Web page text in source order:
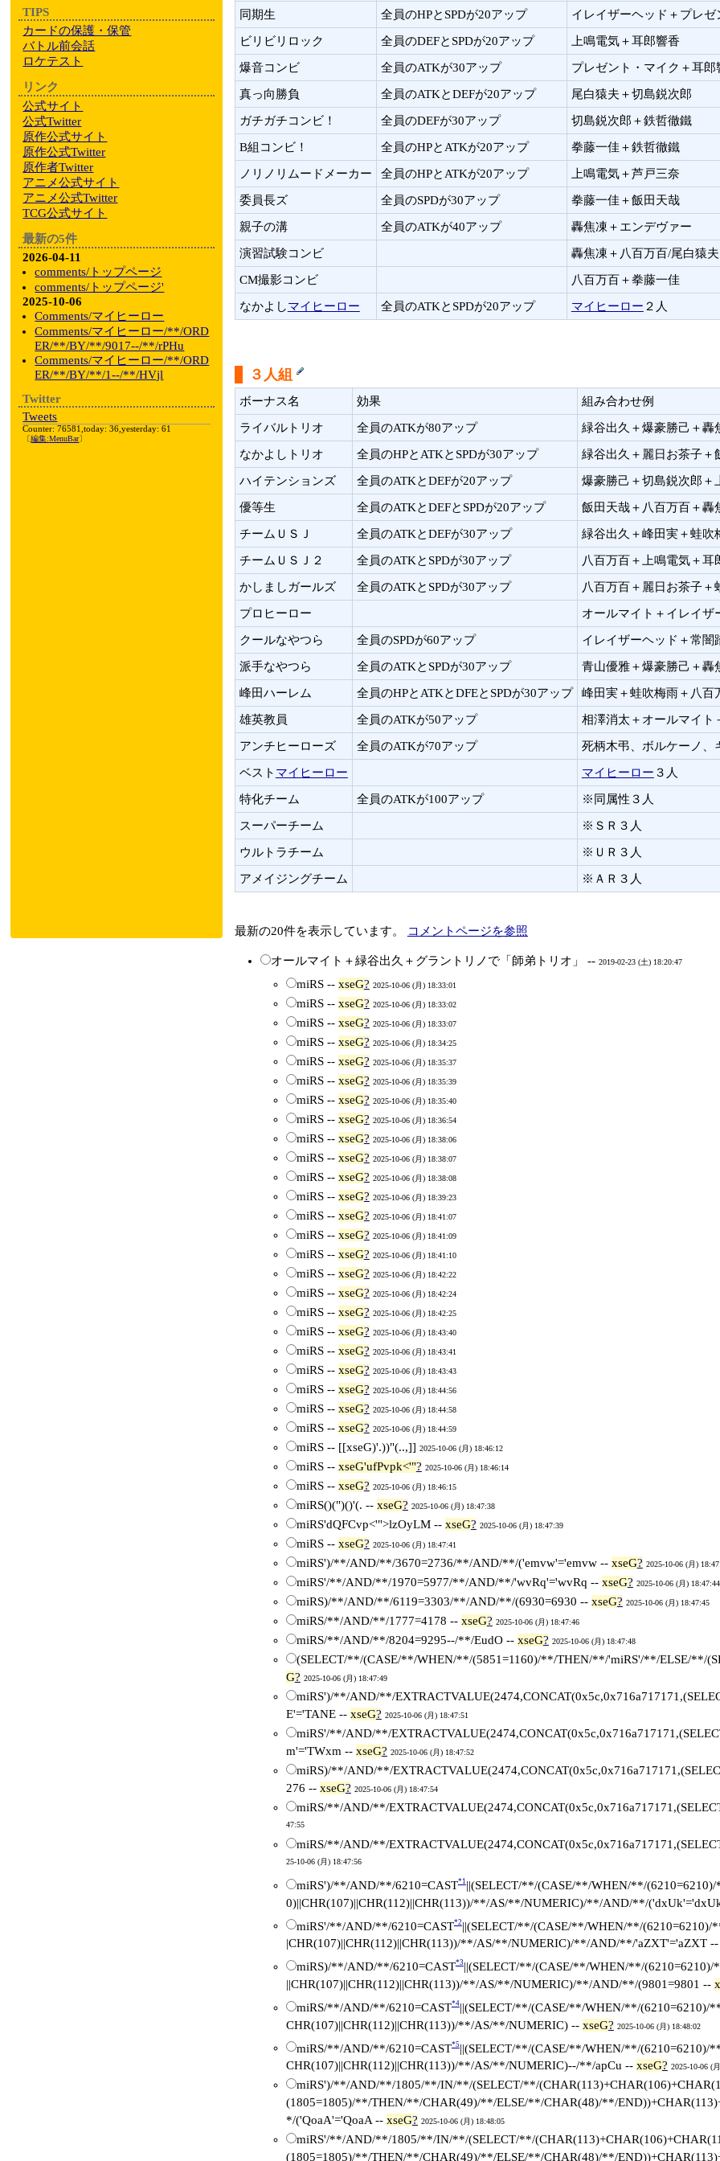
同期生 全員のHPとSPDが20アップ イレイザーヘッド＋プレゼ
ビリビリロック 全員のDEFとSPDが20アップ 上鳴電気＋耳郎響香
爆音コンビ 全員のATKが30アップ プレゼント・マイク＋耳郎
真っ向勝負 全員のATKとDEFが20アップ 尾白猿夫＋切島鋭次郎
ガチガチコンビ！ 全員のDEFが30アップ 切島鋭次郎＋鉄哲徹鐵
B組コンビ！ 全員のHPとATKが20アップ 拳藤一佳＋鉄哲徹鐵
ノリノリムードメーカー 全員のHPとATKが20アップ 上鳴電気＋芦戸三奈
委員長ズ 全員のSPDが30アップ 拳藤一佳＋飯田天哉
親子の溝 全員のATKが40アップ 轟焦凍＋エンデヴァー
演習試験コンビ 轟焦凍＋八百万百/尾白猿
CM撮影コンビ 八百万百＋拳藤一佳
なかよしマイヒーロー 全員のATKとSPDが20アップ マイヒーロー ２人
３人組
ボーナス名 効果 組み合わせ例
ライバルトリオ 全員のATKが80アップ 緑谷出久＋爆豪勝己＋轟
なかよしトリオ 全員のHPとATKとSPDが30アップ 緑谷出久＋麗日お茶子＋
ハイテンションズ 全員のATKとDEFが20アップ 爆豪勝己＋切島鋭次郎＋
優等生 全員のATKとDEFとSPDが20アップ 飯田天哉＋八百万百＋轟
チームＵＳＪ 全員のATKとDEFが30アップ 緑谷出久＋峰田実＋蛙吹
チームＵＳＪ２ 全員のATKとSPDが30アップ 八百万百＋上鳴電気＋耳
かしましガールズ 全員のATKとSPDが30アップ 八百万百＋麗日お茶子＋
プロヒーロー オールマイト＋イレイザ
クールなやつら 全員のSPDが60アップ イレイザーヘッド＋常闇
派手なやつら 全員のATKとSPDが30アップ 青山優雅＋爆豪勝己＋轟
峰田ハーレム 全員のHPとATKとDFEとSPDが30アップ 峰田実＋蛙吹梅雨＋八百
雄英教員 全員のATKが50アップ 相澤消太＋オールマイト
アンチヒーローズ 全員のATKが70アップ 死柄木弔、ボルケーノ、
ベスト マイヒーロー マイヒーロー ３人
特化チーム 全員のATKが100アップ ※同属性３人
スーパーチーム ※ＳＲ３人
ウルトラチーム ※ＵＲ３人
アメイジングチーム
※ＡＲ３人
最新の20件を表示しています。 コメントページを参照
オールマイト＋緑谷出久＋グラントリノで「師弟トリオ」 -- 2019-02-23 (土) 18:20:47
miRS -- xseG? 2025-10-06 (月) 18:33:01
miRS -- xseG? 2025-10-06 (月) 18:33:02
miRS -- xseG? 2025-10-06 (月) 18:33:07
miRS -- xseG? 2025-10-06 (月) 18:34:25
miRS -- xseG? 2025-10-06 (月) 18:35:37
miRS -- xseG? 2025-10-06 (月) 18:35:39
miRS -- xseG? 2025-10-06 (月) 18:35:40
miRS -- xseG? 2025-10-06 (月) 18:36:54
miRS -- xseG? 2025-10-06 (月) 18:38:06
miRS -- xseG? 2025-10-06 (月) 18:38:07
miRS -- xseG? 2025-10-06 (月) 18:38:08
miRS -- xseG? 2025-10-06 (月) 18:39:23
miRS -- xseG? 2025-10-06 (月) 18:41:07
miRS -- xseG? 2025-10-06 (月) 18:41:09
miRS -- xseG? 2025-10-06 (月) 18:41:10
miRS -- xseG? 2025-10-06 (月) 18:42:22
miRS -- xseG? 2025-10-06 (月) 18:42:24
miRS -- xseG? 2025-10-06 (月) 18:42:25
miRS -- xseG? 2025-10-06 (月) 18:43:40
miRS -- xseG? 2025-10-06 (月) 18:43:41
miRS -- xseG? 2025-10-06 (月) 18:43:43
miRS -- xseG? 2025-10-06 (月) 18:44:56
miRS -- xseG? 2025-10-06 (月) 18:44:58
miRS -- xseG? 2025-10-06 (月) 18:44:59
miRS -- [[xseG)'.))"(..,]] 2025-10-06 (月) 18:46:12
miRS -- xseG'ufPvpk<'"? 2025-10-06 (月) 18:46:14
miRS -- xseG? 2025-10-06 (月) 18:46:15
miRS()(")()'(. -- xseG? 2025-10-06 (月) 18:47:38
miRS'dQFCvp<'">lzOyLM -- xseG? 2025-10-06 (月) 18:47:39
miRS -- xseG? 2025-10-06 (月) 18:47:41
miRS')/**/AND/**/3670=2736/**/AND/**/('emvw'='emvw -- xseG? 2025-10-06 (月)
miRS'/**/AND/**/1970=5977/**/AND/**/'wvRq'='wvRq -- xseG? 2025-10-06 (月) 18:47:44
miRS)/**/AND/**/6119=3303/**/AND/**/(6930=6930 -- xseG? 2025-10-06 (月) 18:47:45
miRS/**/AND/**/1777=4178 -- xseG? 2025-10-06 (月) 18:47:46
miRS/**/AND/**/8204=9295--/**/EudO -- xseG? 2025-10-06 (月) 18:47:48
(SELECT/**/(CASE/**/WHEN/**/(5851=1160)/**/THEN/**/'miRS'/**/ELSE/**/
G? 2025-10-06 (月) 18:47:49
miRS')/**/AND/**/
E'='TANE -- xseG? 2025-10-06 (月) 18:47:51
miRS'/**/AND/**/
m'='TWxm -- xseG? 2025-10-06 (月) 18:47:52
miRS)/**/AND/**/
276 -- xseG? 2025-10-06 (月) 18:47:54
miRS/**/AND/**/
47:55
miRS/**/AND/**/
25-10-06 (月) 18:47:56
miRS')/**/AND/**/6210=CAST*1||(SELECT/**/(CASE/**/WHEN/**/
0)||CHR(107)||CHR(112)||CHR(113))/**/AS/**/NUMERIC)/**/AND/**/
miRS'/**/AND/**/6210=CAST*2||(SELECT/**/(CASE/**/WHEN/**/
|CHR(107)||CHR(112)||CHR(113))/**/AS/**/NUMERIC)/**/AND/**/'aZXT'='aZXT --
miRS)/**/AND/**/6210=CAST*3||(SELECT/**/(CASE/**/WHEN/**/
||CHR(107)||CHR(112)||CHR(113))/**/AS/**/NUMERIC)/**/AND/**/(9801=9801 --
miRS/**/AND/**/6210=CAST*4||(SELECT/**/(CASE/**/WHEN/**/(6210=6210)/
CHR(107)||CHR(112)||CHR(113))/**/AS/**/NUMERIC) -- xseG? 2025-10-06 (月) 18:48:02
miRS/**/AND/**/6210=CAST*5||(SELECT/**/(CASE/**/WHEN/**/(6210=6210)/
CHR(107)||CHR(112)||CHR(113))/**/AS/**/NUMERIC)--/**/apCu -- xseG? 2025-10-06 (
miRS')/**/AND/**/1805/**/IN/**/(SELECT/**/
(1805=1805)/**/THEN/**/CHAR(49)/**/ELSE/**/CHAR(48)/**/
*/('QoaA'='QoaA -- xseG? 2025-10-06 (月) 18:48:05
miRS'/**/AND/**/1805/**/IN/**/(SELECT/**/
(1805=1805)/**/THEN/**/CHAR(49)/**/ELSE/**/CHAR(48)/**/
TIPS
カードの保護・保管
バトル前会話
ロケテスト
リンク
公式サイト
公式Twitter
原作公式サイト
原作公式Twitter
原作者Twitter
アニメ公式サイト
アニメ公式Twitter
TCG公式サイト
最新の5件
2026-04-11
comments/トップページ
comments/トップページ'
2025-10-06
Comments/マイヒーロー
Comments/マイヒーロー/**/ORD
ER/**/BY/**/9017--/**/rPHu
Comments/マイヒーロー/**/ORD
ER/**/BY/**/1--/**/HVjl
Twitter
Tweets
Counter: 76581,today: 36,yesterday: 61
〔編集:MenuBar〕